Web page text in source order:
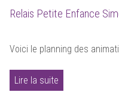
Relais Petite Enfance
Voici le planning des
Lire la suite